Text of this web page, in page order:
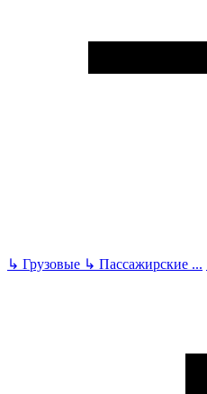
↳ Грузовые ↳ Пассажирские ...